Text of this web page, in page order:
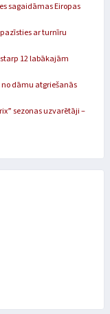
sagaidāmas Eiropas
ar turnīru
12 labākajām
dāmu atgriešanās
sezonas uzvarētāji –